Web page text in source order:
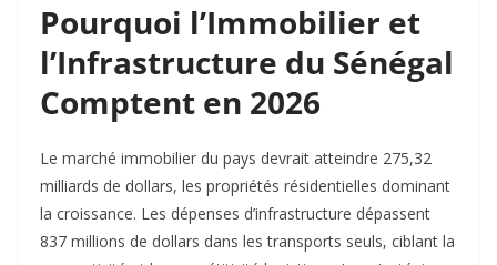
Pourquoi l’Immobilier et
l’Infrastructure du Sénégal
Comptent en 2026
Le marché immobilier du pays devrait atteindre 275,32
milliards de dollars, les propriétés résidentielles dominant
la croissance. Les dépenses d’infrastructure dépassent
837 millions de dollars dans les transports seuls, ciblant la